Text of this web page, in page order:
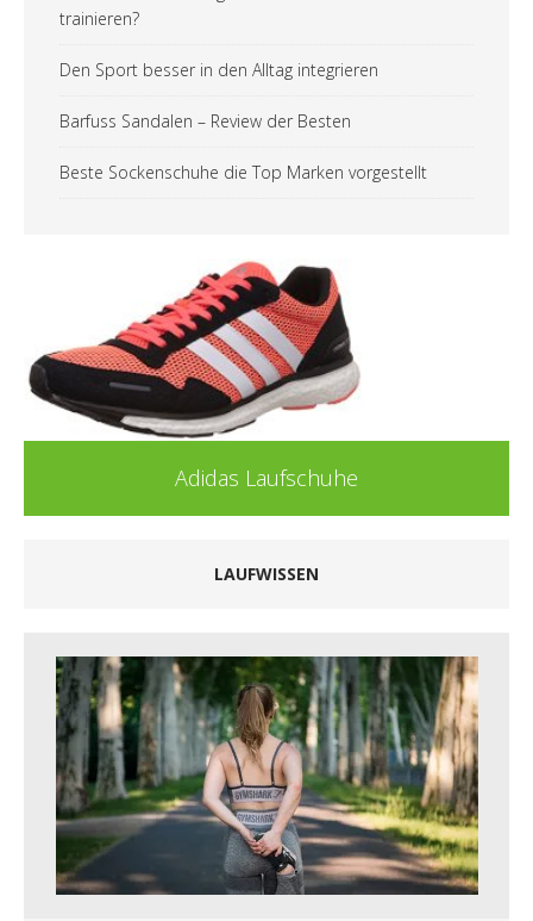
trainieren?
Den Sport besser in den Alltag integrieren
Barfuss Sandalen – Review der Besten
Beste Sockenschuhe die Top Marken vorgestellt
LAUFWISSEN